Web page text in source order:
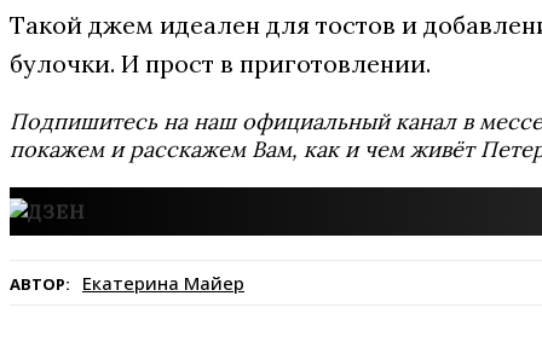
Такой джем идеален для тостов и
булочки. И прост в приготовлении.
Подпишитесь на наш официальный канал в
покажем и расскажем Вам, как и чем живёт
АВТОР: Екатерина Майер